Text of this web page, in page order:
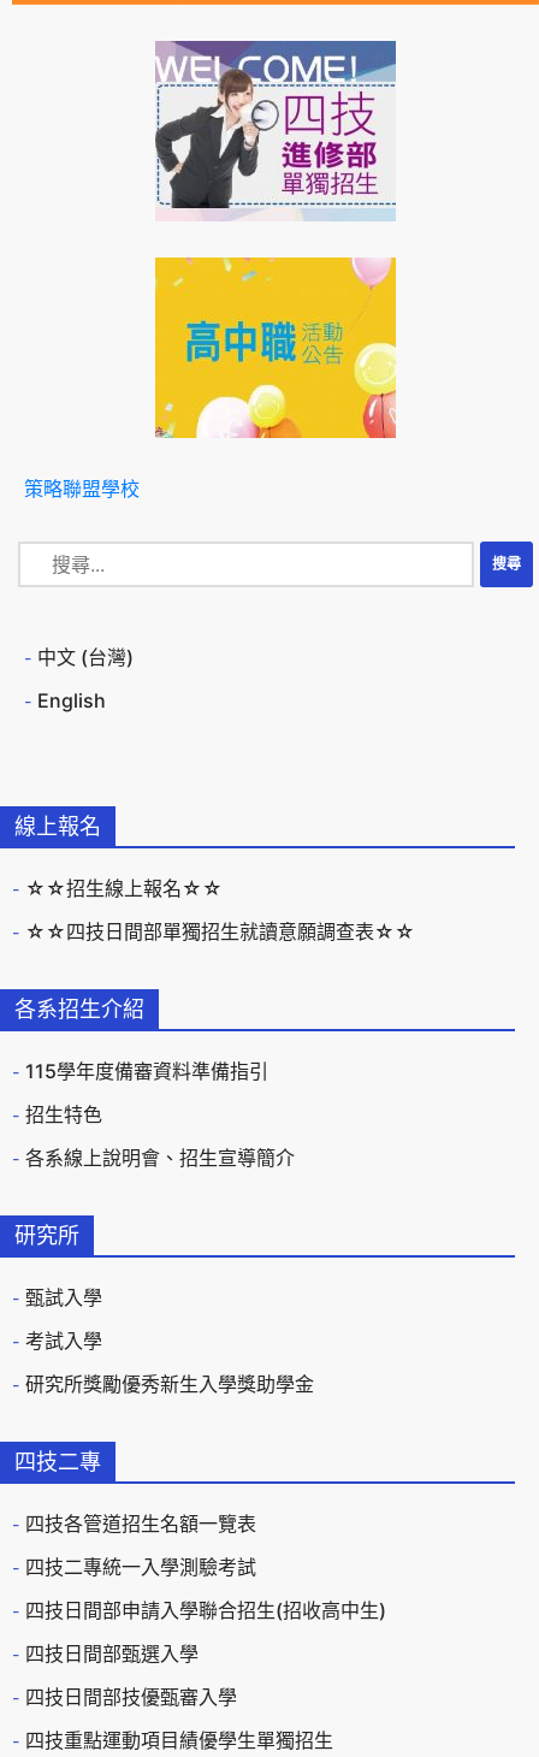
線上報名
☆☆招生線上報名☆☆
☆☆四技日間部單獨招生就讀意願調查表☆☆
各系招生介紹
115學年度備審資料準備指引
招生特色
各系線上說明會、招生宣導簡介
研究所
甄試入學
考試入學
研究所獎勵優秀新生入學獎助學金
四技二專
四技各管道招生名額一覽表
四技二專統一入學測驗考試
四技日間部申請入學聯合招生(招收高中生)
四技日間部甄選入學
四技日間部技優甄審入學
四技重點運動項目績優學生單獨招生
策略聯盟學校
中文 (台灣)
English